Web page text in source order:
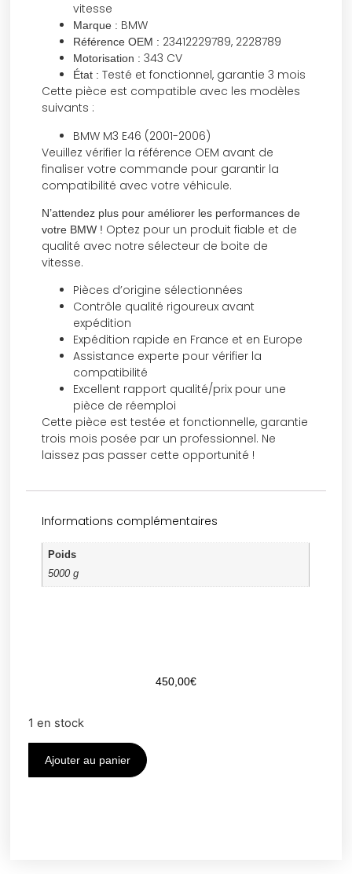
vitesse
Marque : BMW
Référence OEM : 23412229789, 2228789
Motorisation : 343 CV
État : Testé et fonctionnel, garantie 3 mois
Cette pièce est compatible avec les modèles
suivants :
BMW M3 E46 (2001-2006)
Veuillez vérifier la référence OEM avant de
finaliser votre commande pour garantir la
compatibilité avec votre véhicule.
N’attendez plus pour améliorer les performances de
votre BMW ! Optez pour un produit fiable et de
qualité avec notre sélecteur de boite de
vitesse.
Pièces d’origine sélectionnées
Contrôle qualité rigoureux avant
expédition
Expédition rapide en France et en Europe
Assistance experte pour vérifier la
compatibilité
Excellent rapport qualité/prix pour une
pièce de réemploi
Cette pièce est testée et fonctionnelle, garantie
trois mois posée par un professionnel. Ne
laissez pas passer cette opportunité !
Informations complémentaires
Poids
5000 g
450,00€
1 en stock
Ajouter au panier